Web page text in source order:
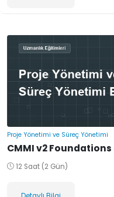
Proje Yönetimi ve Süreç Yönetimi
CMMI v2
12 Saat (2 Gün)